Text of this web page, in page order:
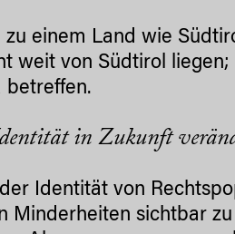
einem Land wie
weit von Südtirol
betreffen.
in Zukunft
Identität von
Minderheiten sichtbar